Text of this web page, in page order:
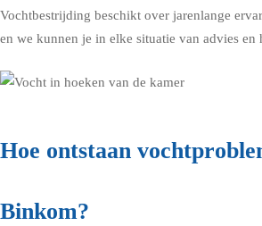
Vochtbestrijding beschikt over jarenlange
en we kunnen je in elke situatie van advies en
Hoe ontstaan
Binkom?